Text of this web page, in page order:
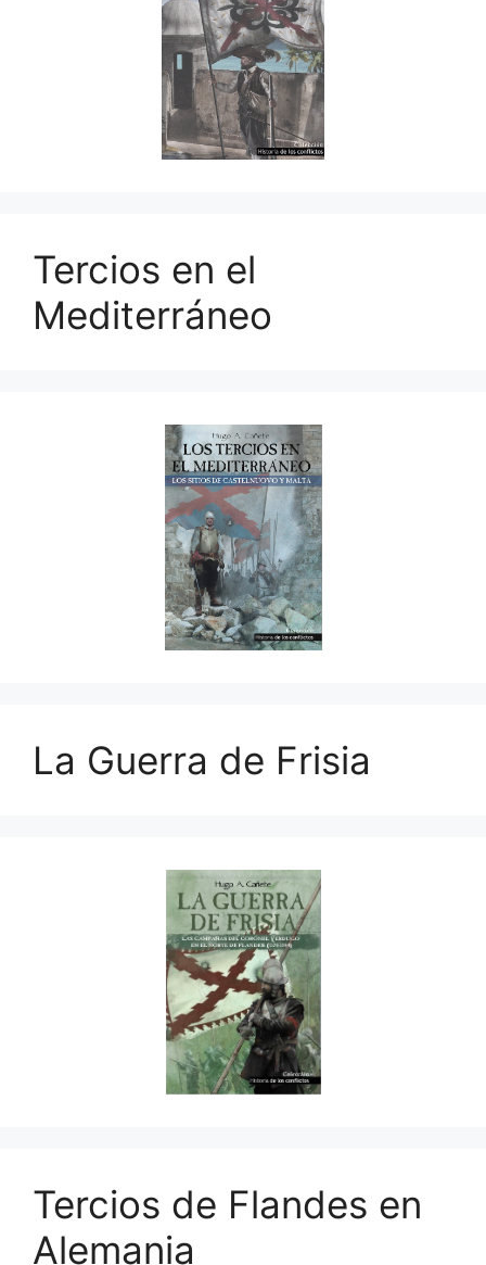
Tercios en el
Mediterráneo
La Guerra de Frisia
Tercios de Flandes en
Alemania